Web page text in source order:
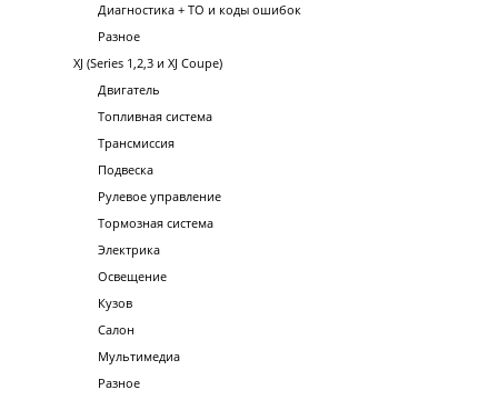
Диагностика + ТО и коды ошибок
Разное
XJ (Series 1,2,3 и XJ Coupe)
Двигатель
Топливная система
Трансмиссия
Подвеска
Рулевое управление
Тормозная система
Электрика
Освещение
Кузов
Салон
Мультимедиа
Разное